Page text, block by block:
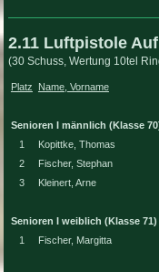
2.11 Luftpistole
(30 Schuss, Wertung 10tel
Platz Name, Vorname
Senioren I männlich (Klasse
1
Kopittke, Thomas
2
Fischer, Stephan
3
Kleinert, Arne
Senioren I weiblich (Klasse 71)
1
Fischer, Margitta